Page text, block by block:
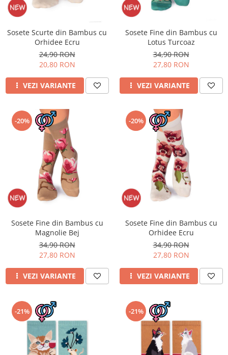
Sosete Scurte din Bambus cu
Orhidee Ecru
24,90 RON
20,80 RON
VEZI VARIANTE
Sosete Fine din Bambus cu
Lotus Turcoaz
34,90 RON
27,80 RON
VEZI VARIANTE
-20%
Sosete Fine din Bambus cu
Magnolie Bej
34,90 RON
27,80 RON
VEZI VARIANTE
-20%
Sosete Fine din Bambus cu
Orhidee Ecru
34,90 RON
27,80 RON
VEZI VARIANTE
-21% -21%